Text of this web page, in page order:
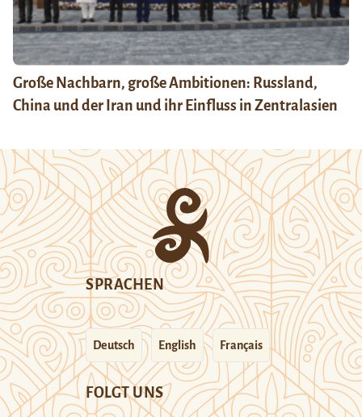
Große Nachbarn, große Ambitionen: Russland,
China und der Iran und ihr Einfluss in Zentralasien
SPRACHEN
Deutsch English Français
FOLGT UNS